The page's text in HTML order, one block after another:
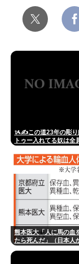
ᝰ✍この道23年の彫り
トゥー入れてる奴は全
熊本医大「人に馬の血
たら死んだ」（日本人